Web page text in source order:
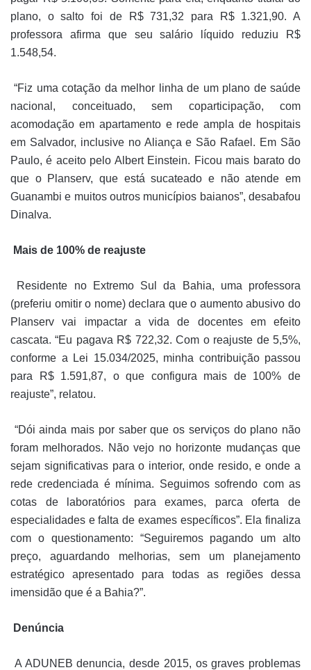
plano, o salto foi de R$ 731,32 para R$ 1.321,90. A
professora afirma que seu salário líquido reduziu R$
1.548,54.
“Fiz uma cotação da melhor linha de um plano de saúde
nacional, conceituado, sem coparticipação, com
acomodação em apartamento e rede ampla de hospitais
em Salvador, inclusive no Aliança e São Rafael. Em São
Paulo, é aceito pelo Albert Einstein. Ficou mais barato do
que o Planserv, que está sucateado e não atende em
Guanambi e muitos outros municípios baianos”, desabafou
Dinalva.
Mais de 100% de reajuste
Residente no Extremo Sul da Bahia, uma professora
(preferiu omitir o nome) declara que o aumento abusivo do
Planserv vai impactar a vida de docentes em efeito
cascata. “Eu pagava R$ 722,32. Com o reajuste de 5,5%,
conforme a Lei 15.034/2025, minha contribuição passou
para R$ 1.591,87, o que configura mais de 100% de
reajuste”, relatou.
“Dói ainda mais por saber que os serviços do plano não
foram melhorados. Não vejo no horizonte mudanças que
sejam significativas para o interior, onde resido, e onde a
rede credenciada é mínima. Seguimos sofrendo com as
cotas de laboratórios para exames, parca oferta de
especialidades e falta de exames específicos”. Ela finaliza
com o questionamento: “Seguiremos pagando um alto
preço, aguardando melhorias, sem um planejamento
estratégico apresentado para todas as regiões dessa
imensidão que é a Bahia?”.
Denúncia
A ADUNEB denuncia, desde 2015, os graves problemas